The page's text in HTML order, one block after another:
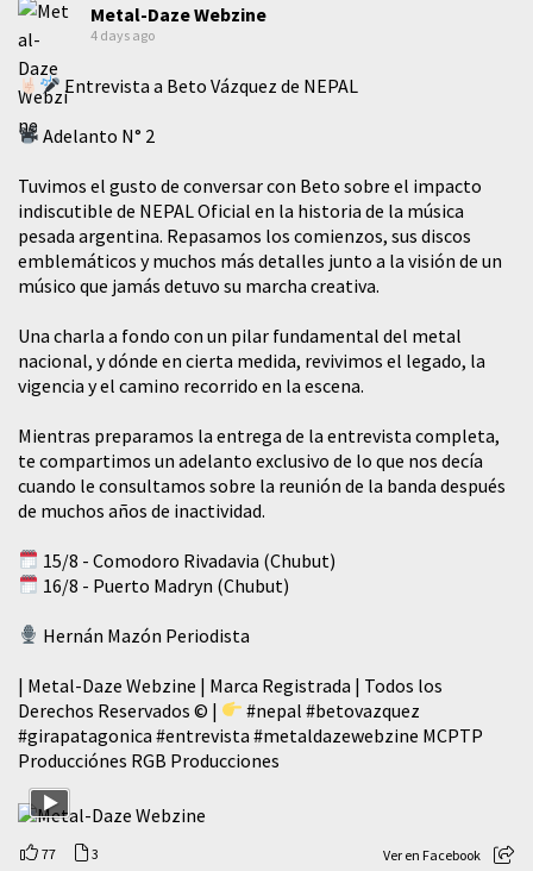
Metal-Daze Webzine
4 days ago
Entrevista a Beto Vázquez de NEPAL
Adelanto N° 2
Tuvimos el gusto de conversar con Beto sobre el impacto
indiscutible de NEPAL Oficial en la historia de la música
pesada argentina. Repasamos los comienzos, sus discos
emblemáticos y muchos más detalles junto a la visión de un
músico que jamás detuvo su marcha creativa.
​Una charla a fondo con un pilar fundamental del metal
nacional, y dónde en cierta medida, revivimos el legado, la
vigencia y el camino recorrido en la escena.
Mientras preparamos la entrega de la entrevista completa,
te compartimos un adelanto exclusivo de lo que nos decía
cuando le consultamos sobre la reunión de la banda después
de muchos años de inactividad.
15/8 - Comodoro Rivadavia (Chubut)
16/8 - Puerto Madryn (Chubut)
Hernán Mazón Periodista
| Metal-Daze Webzine | Marca Registrada | Todos los
Derechos Reservados © |
#nepal #betovazquez
#girapatagonica #entrevista #metaldazewebzine MCPTP
Producciónes RGB Producciones
77 3 Ver en Facebook